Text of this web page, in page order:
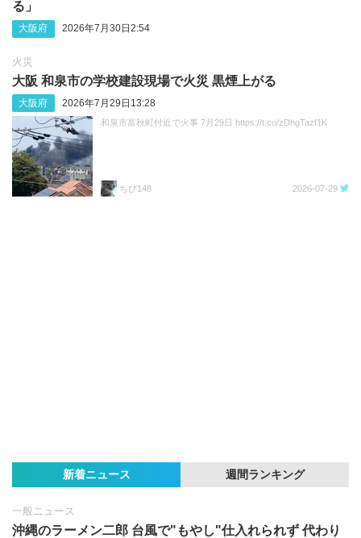
る」
大阪府 2026年7月30日2:54
火災
大阪 和泉市の学校建設現場で火災 黒煙上がる
大阪府 2026年7月29日13:28
和泉市富秋町付近で火事 7月29日 https://t.co/zDhgTazf1K
ちび148 2026-07-29
新着ニュース 週間ランキング
一般ニュース
沖縄のラーメン二郎 台風で"もやし"仕入れられず 代わり